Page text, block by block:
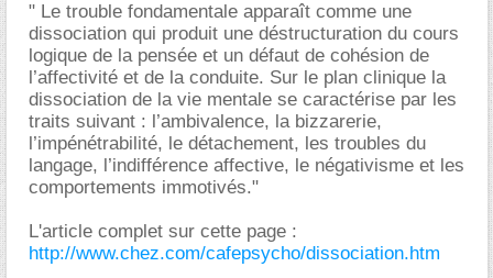
" Le trouble fondamentale apparaît comme une
dissociation qui produit une déstructuration du cours
logique de la pensée et un défaut de cohésion de
l’affectivité et de la conduite. Sur le plan clinique la
dissociation de la vie mentale se caractérise par les
traits suivant : l’ambivalence, la bizzarerie,
l’impénétrabilité, le détachement, les troubles du
langage, l’indifférence affective, le négativisme et les
comportements immotivés."
L'article complet sur cette page :
http://www.chez.com/cafepsycho/dissociation.htm